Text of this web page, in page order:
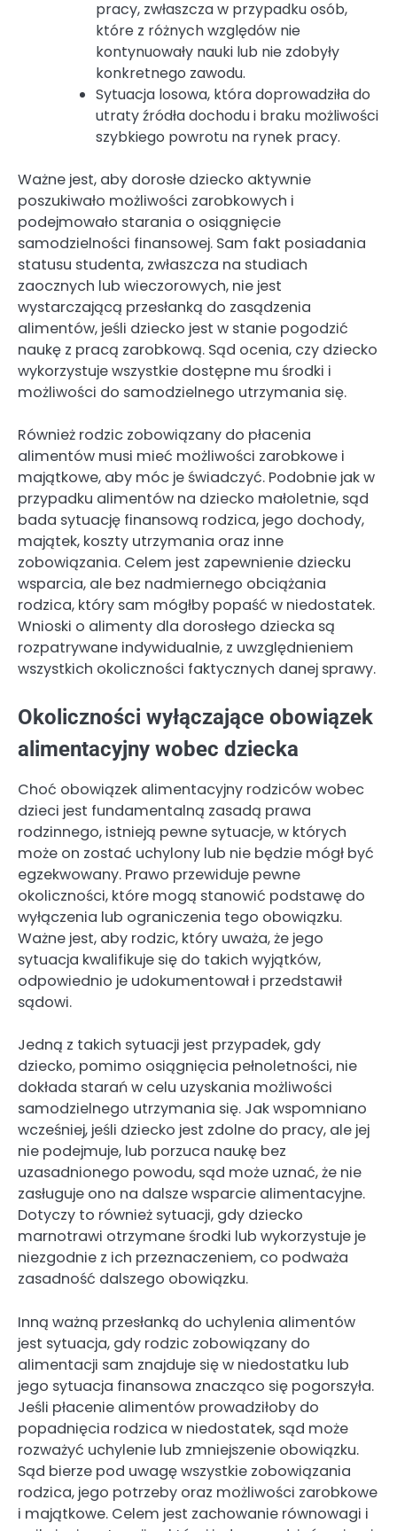
pracy, zwłaszcza w przypadku osób,
które z różnych względów nie
kontynuowały nauki lub nie zdobyły
konkretnego zawodu.
Sytuacja losowa, która doprowadziła do
utraty źródła dochodu i braku możliwości
szybkiego powrotu na rynek pracy.
Ważne jest, aby dorosłe dziecko aktywnie
poszukiwało możliwości zarobkowych i
podejmowało starania o osiągnięcie
samodzielności finansowej. Sam fakt posiadania
statusu studenta, zwłaszcza na studiach
zaocznych lub wieczorowych, nie jest
wystarczającą przesłanką do zasądzenia
alimentów, jeśli dziecko jest w stanie pogodzić
naukę z pracą zarobkową. Sąd ocenia, czy dziecko
wykorzystuje wszystkie dostępne mu środki i
możliwości do samodzielnego utrzymania się.
Również rodzic zobowiązany do płacenia
alimentów musi mieć możliwości zarobkowe i
majątkowe, aby móc je świadczyć. Podobnie jak w
przypadku alimentów na dziecko małoletnie, sąd
bada sytuację finansową rodzica, jego dochody,
majątek, koszty utrzymania oraz inne
zobowiązania. Celem jest zapewnienie dziecku
wsparcia, ale bez nadmiernego obciążania
rodzica, który sam mógłby popaść w niedostatek.
Wnioski o alimenty dla dorosłego dziecka są
rozpatrywane indywidualnie, z uwzględnieniem
wszystkich okoliczności faktycznych danej sprawy.
Okoliczności wyłączające obowiązek
alimentacyjny wobec dziecka
Choć obowiązek alimentacyjny rodziców wobec
dzieci jest fundamentalną zasadą prawa
rodzinnego, istnieją pewne sytuacje, w których
może on zostać uchylony lub nie będzie mógł być
egzekwowany. Prawo przewiduje pewne
okoliczności, które mogą stanowić podstawę do
wyłączenia lub ograniczenia tego obowiązku.
Ważne jest, aby rodzic, który uważa, że jego
sytuacja kwalifikuje się do takich wyjątków,
odpowiednio je udokumentował i przedstawił
sądowi.
Jedną z takich sytuacji jest przypadek, gdy
dziecko, pomimo osiągnięcia pełnoletności, nie
dokłada starań w celu uzyskania możliwości
samodzielnego utrzymania się. Jak wspomniano
wcześniej, jeśli dziecko jest zdolne do pracy, ale jej
nie podejmuje, lub porzuca naukę bez
uzasadnionego powodu, sąd może uznać, że nie
zasługuje ono na dalsze wsparcie alimentacyjne.
Dotyczy to również sytuacji, gdy dziecko
marnotrawi otrzymane środki lub wykorzystuje je
niezgodnie z ich przeznaczeniem, co podważa
zasadność dalszego obowiązku.
Inną ważną przesłanką do uchylenia alimentów
jest sytuacja, gdy rodzic zobowiązany do
alimentacji sam znajduje się w niedostatku lub
jego sytuacja finansowa znacząco się pogorszyła.
Jeśli płacenie alimentów prowadziłoby do
popadnięcia rodzica w niedostatek, sąd może
rozważyć uchylenie lub zmniejszenie obowiązku.
Sąd bierze pod uwagę wszystkie zobowiązania
rodzica, jego potrzeby oraz możliwości zarobkowe
i majątkowe. Celem jest zachowanie równowagi i